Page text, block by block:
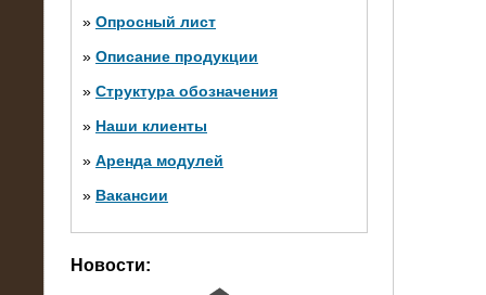
» Опросный лист
» Описание продукции
» Структура обозначения
» Наши клиенты
» Аренда модулей
» Вакансии
Новости:
10.10.2014
Нагрузочный комплекс 20 МВт в 2
яруса (напряжение 6-10 кВ)